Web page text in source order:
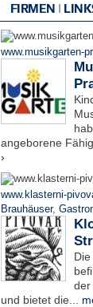
FIRMEN |
www.musikgarten-
angeborene
›
www.klasterni-
Brauhäuser,
der
und bietet die...